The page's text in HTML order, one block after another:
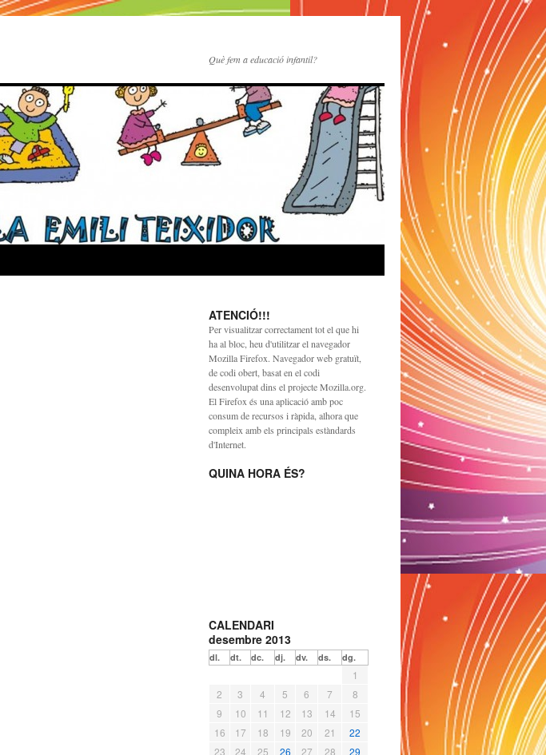
Què fem a educació infantil?
ATENCIÓ!!!
Per visualitzar correctament tot el que hi
ha al bloc, heu d'utilitzar el navegador
Mozilla Firefox. Navegador web gratuït,
de codi obert, basat en el codi
desenvolupat dins el projecte Mozilla.org.
El Firefox és una aplicació amb poc
consum de recursos i ràpida, alhora que
compleix amb els principals estàndards
d'Internet.
QUINA HORA ÉS?
CALENDARI
desembre 2013
dl. dt. dc. dj. dv. ds. dg.
1
2
3 4 5 6 7
8
9
10 11 12 13 14
15
16
17 18 19 20 21
22
23
24 25 26 27 28
29